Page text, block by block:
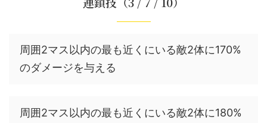
周囲2マス以内の最も近くにいる敵2体に170%
のダメージを与える
周囲2マス以内の最も近くにいる敵2体に180%